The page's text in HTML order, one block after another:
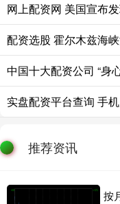
配资选股 霍尔木兹海
中国十大配资公司 “身
推荐资讯
按